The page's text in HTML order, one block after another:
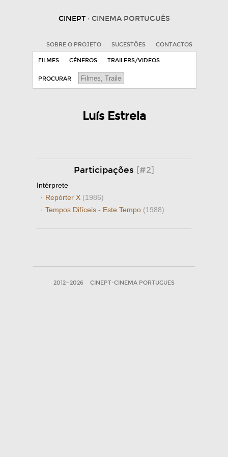
CINEPT · CINEMA PORTUGUÊS
SOBRE O PROJETO SUGESTÕES CONTACTOS
FILMES GÉNEROS TRAILERS/VIDEOS
PROCURAR
Luís Estrela
Participações [#2]
Intérprete
· Repórter X (1986)
· Tempos Difíceis - Este Tempo (1988)
2012—2026 CINEPT-CINEMA PORTUGUES